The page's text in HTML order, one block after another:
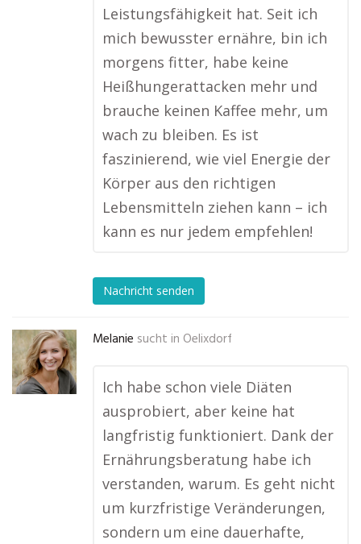
Leistungsfähigkeit hat. Seit ich
mich bewusster ernähre, bin ich
morgens fitter, habe keine
Heißhungerattacken mehr und
brauche keinen Kaffee mehr, um
wach zu bleiben. Es ist
faszinierend, wie viel Energie der
Körper aus den richtigen
Lebensmitteln ziehen kann – ich
kann es nur jedem empfehlen!
Nachricht senden
Melanie sucht in Oelixdorf
Ich habe schon viele Diäten
ausprobiert, aber keine hat
langfristig funktioniert. Dank der
Ernährungsberatung habe ich
verstanden, warum. Es geht nicht
um kurzfristige Veränderungen,
sondern um eine dauerhafte,